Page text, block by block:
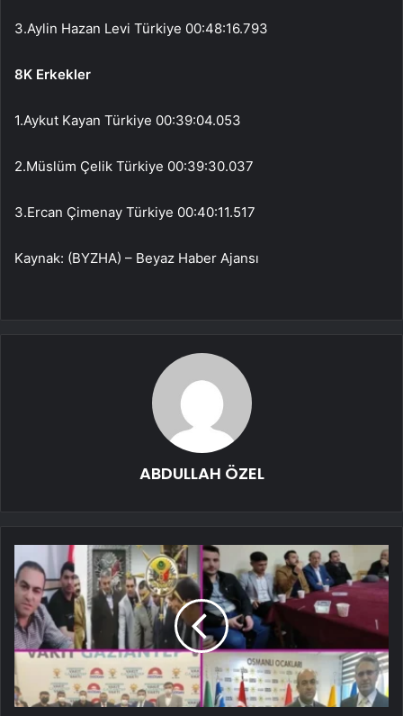
3.Aylin Hazan Levi Türkiye 00:48:16.793
8K Erkekler
1.Aykut Kayan Türkiye 00:39:04.053
2.Müslüm Çelik Türkiye 00:39:30.037
3.Ercan Çimenay Türkiye 00:40:11.517
Kaynak: (BYZHA) – Beyaz Haber Ajansı
ABDULLAH ÖZEL